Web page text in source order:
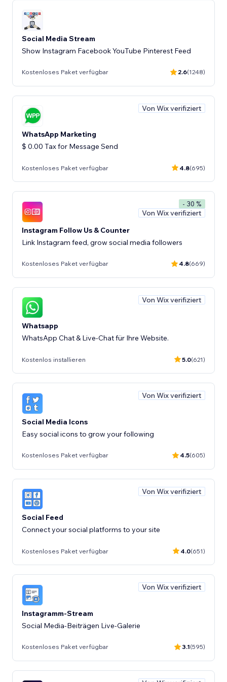
Social Media Stream
Show Instagram Facebook YouTube Pinterest Feed
Kostenloses Paket verfügbar 2.6(1248)
Von Wix verifiziert
WhatsApp Marketing
$ 0.00 Tax for Message Send
Kostenloses Paket verfügbar 4.8(695)
- 30 %
Von Wix verifiziert
Instagram Follow Us & Counter
Link Instagram feed, grow social media followers
Kostenloses Paket verfügbar 4.8(669)
Von Wix verifiziert
Whatsapp
WhatsApp Chat & Live-Chat für Ihre Website.
Kostenlos installieren 5.0(621)
Von Wix verifiziert
Social Media Icons
Easy social icons to grow your following
Kostenloses Paket verfügbar 4.5(605)
Von Wix verifiziert
Social Feed
Connect your social platforms to your site
Kostenloses Paket verfügbar 4.0(651)
Von Wix verifiziert
Instagramm-Stream
Social Media-Beiträgen Live-Galerie
Kostenloses Paket verfügbar 3.1(595)